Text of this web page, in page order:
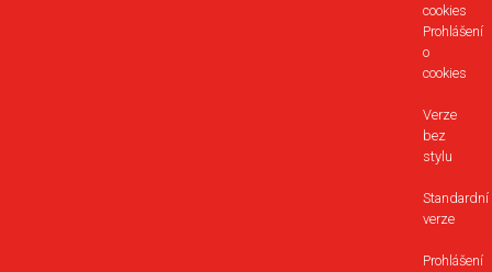
cookies
Prohlášení
o
cookies
Verze
bez
stylu
Standardní
verze
Prohlášení